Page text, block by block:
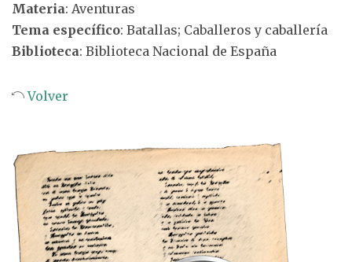
Materia: Aventuras
Tema específico: Batallas; Caballeros y caballería
Biblioteca: Biblioteca Nacional de España
Volver